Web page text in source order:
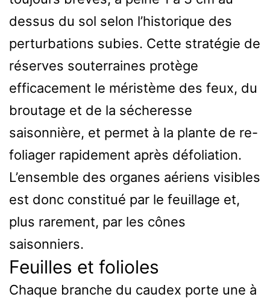
dessus du sol selon l’historique des
perturbations subies. Cette stratégie de
réserves souterraines protège
efficacement le méristème des feux, du
broutage et de la sécheresse
saisonnière, et permet à la plante de re-
foliager rapidement après défoliation.
L’ensemble des organes aériens visibles
est donc constitué par le feuillage et,
plus rarement, par les cônes
saisonniers.
Feuilles et folioles
Chaque branche du caudex porte une à